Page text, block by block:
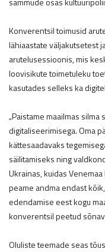
Konverentsil toimusid
lähiaastate väljakutsetest
arutelusessioonis, mis
loovisikute toimetuleku
kasutades selleks ka
„Paistame maailmas
digitaliseerimisega. Oma
kättesaadavaks
säilitamiseks ning
Ukrainas, kuidas
peame andma endast
edendamise eest kogu
konverentsil peetud
Oluliste teemade seas